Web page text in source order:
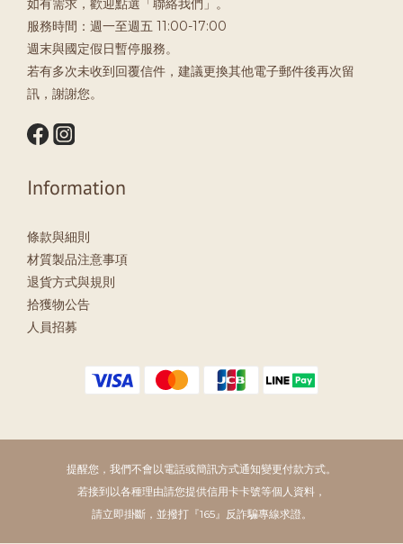
如有需求，歡迎點選「聯絡我們」。
服務時間：週一至週五 11:00-17:00
週末與國定假日暫停服務。
若有多次未收到回覆信件，建議更換其他電子郵件後再次留
訊，謝謝您。
Information
條款與細則
材質製品注意事項
退貨方式與規則
拾獲物公告
人員招募
提醒您，我們不會以電話或簡訊方式通知變更付款方式。
若接到以各種理由請您提供信用卡卡號等個人資料，
請立即掛斷，並撥打『165』反詐騙專線求證。